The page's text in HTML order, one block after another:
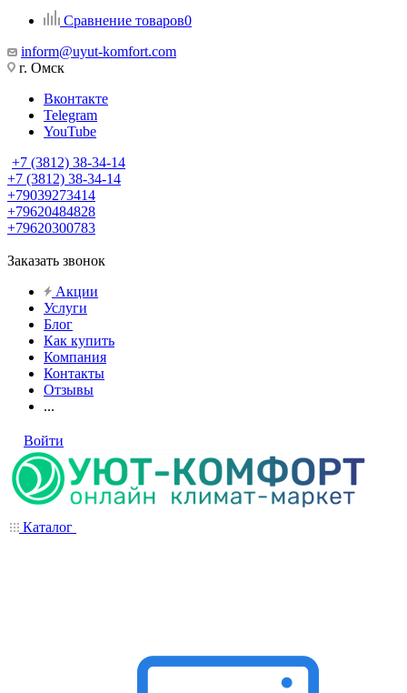
Сравнение товаров0
inform@uyut-komfort.com
г. Омск
Вконтакте
Telegram
YouTube
+7 (3812) 38-34-14
+7 (3812) 38-34-14
+79039273414
+79620484828
+79620300783
Заказать звонок
Акции
Услуги
Блог
Как купить
Компания
Контакты
Отзывы
...
Войти
Каталог